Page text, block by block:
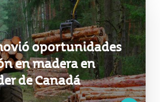
oportunidades
en madera en
de Canadá